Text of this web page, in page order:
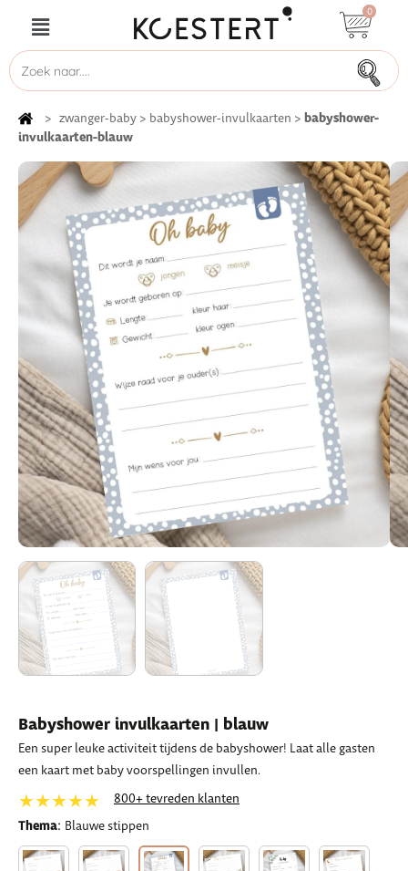
0
> zwanger-baby > babyshower-invulkaarten > babyshower-
invulkaarten-blauw
Babyshower invulkaarten | blauw
Een super leuke activiteit tijdens de babyshower! Laat alle gasten
een kaart met baby voorspellingen invullen.
★★★★★ 800+ tevreden klanten
Thema: Blauwe stippen